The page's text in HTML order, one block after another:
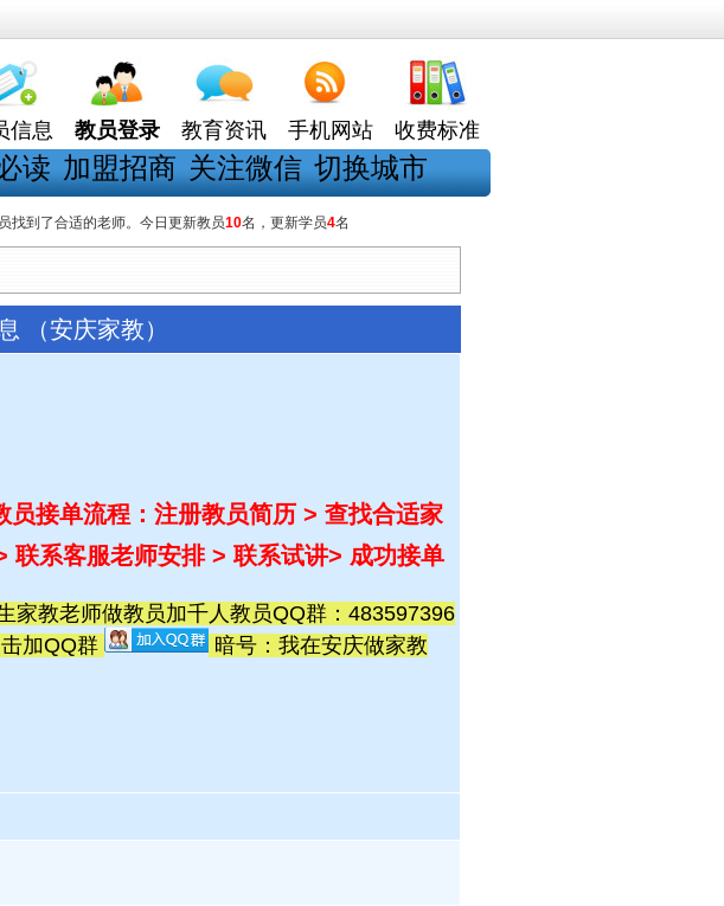
信息 教员登录 教育资讯 手机网站 收费标准
读 加盟招商 关注微信 切换城市
找到了合适的老师。今日更新教员10名，更新学员4名
（安庆家教）
员接单流程：注册教员简历 > 查找合适家
联系客服老师安排 > 联系试讲> 成功接单
家教老师做教员加千人教员QQ群：483597396
加QQ群
暗号：我在安庆做家教